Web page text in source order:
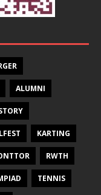
ALUMNI
KARTING
RWTH
TENNIS